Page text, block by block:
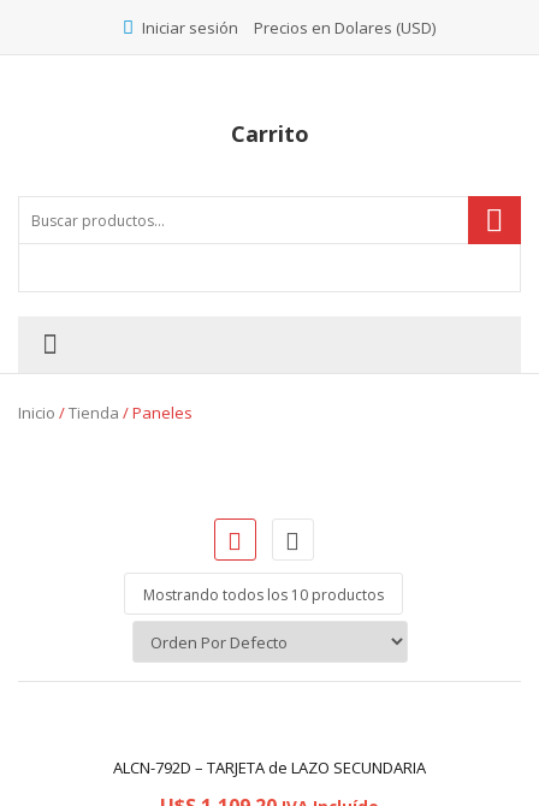
Iniciar sesión Precios en Dolares (USD)
Carrito
Inicio /Tienda / Paneles
Mostrando todos los 10 productos
ALCN-792D – TARJETA de LAZO SECUNDARIA